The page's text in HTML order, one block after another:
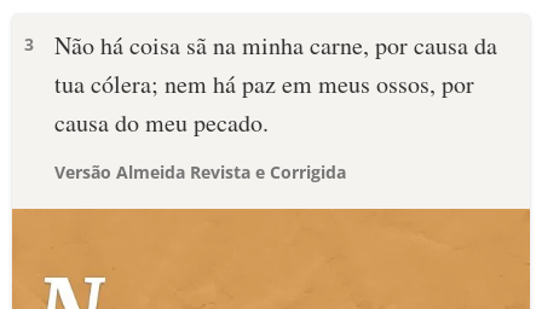
3
Não há coisa sã na minha carne, por causa da
tua cólera; nem há paz em meus ossos, por
causa do meu pecado.
Versão Almeida Revista e Corrigida